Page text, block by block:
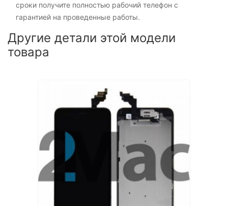
сроки получите полностью рабочий телефон с
гарантией на проведенные работы.
Другие детали этой модели
товара